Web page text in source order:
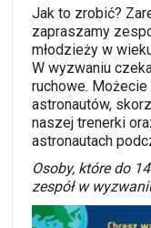
Jak to zrobić?
zapraszamy
młodzieży w
W wyzwaniu
ruchowe.
astronautów,
naszej trenerki
astronautach
Osoby, które do
zespół w